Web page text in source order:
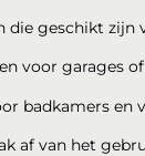
die geschikt zijn
voor garages
badkamers en
af van het